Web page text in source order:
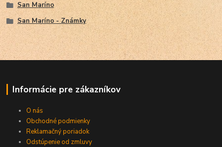
San Maríno
San Maríno - Známky
Informácie pre zákazníkov
O nás
Obchodné podmienky
Reklamačný poriadok
Odstúpenie od zmluvy